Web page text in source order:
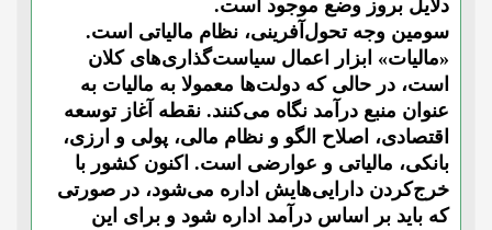
دلایل بروز وضع موجود است.
سومین وجه تحول‌آفرینی، نظام مالیاتی است.
«مالیات» ابزار اعمال سیاست‌گذاری‌های کلان
است، در حالی که دولت‌ها معمولا به مالیات به
عنوان منبع درآمد نگاه می‌کنند. نقطه آغاز توسعه
اقتصادی، اصلاح الگو و نظام مالی، پولی و ارزی،
بانکی، مالیاتی و عوارضی است. اکنون کشور با
خرج‌کردن دارایی‌هایش اداره می‌شود، در صورتی
که باید بر اساس درآمد اداره شود و برای این